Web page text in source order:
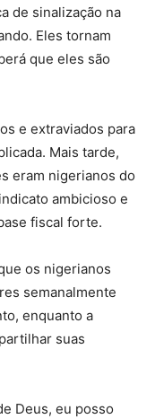
de sinalização na
Eles tornam
que eles são
e extraviados para
Mais tarde,
eram nigerianos do
ambicioso e
fiscal forte.
os nigerianos
semanalmente
enquanto a
suas
Deus, eu posso